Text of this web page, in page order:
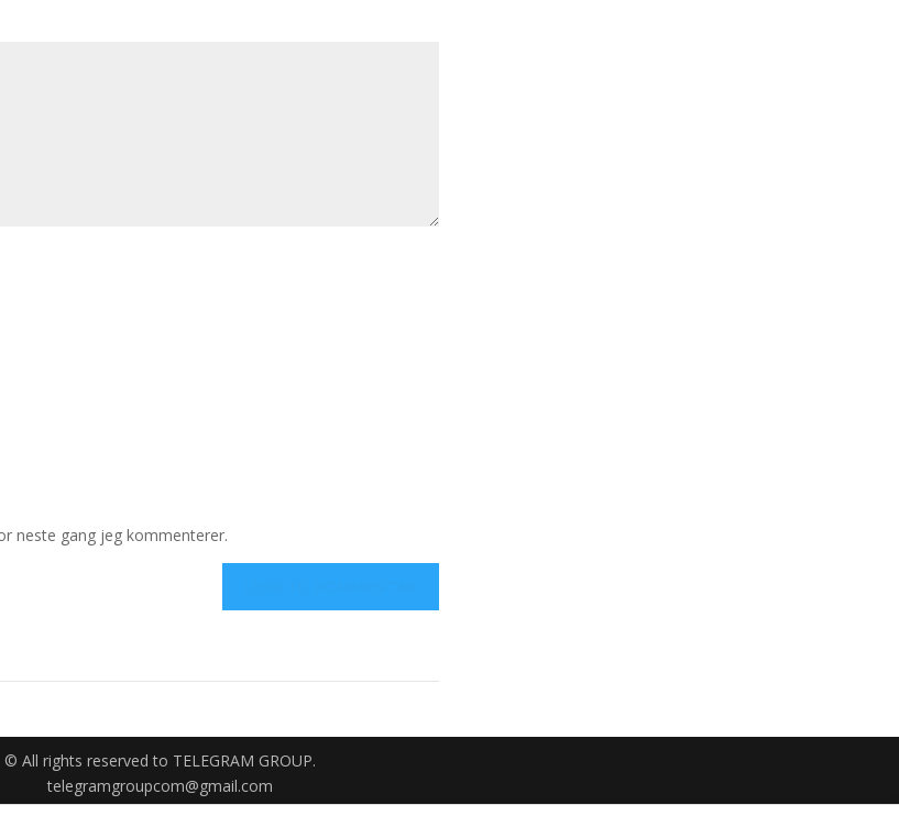
neste gang jeg kommenterer.
© All rights reserved to TELEGRAM GROUP.
telegramgroupcom@gmail.com